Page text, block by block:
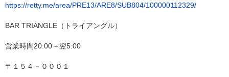
https://retty.me/area/PRE13/ARE8/SUB804/100000112329/
BAR TRIANGLE（トライアングル）
営業時間20:00～翌5:00
〒１５４－０００１